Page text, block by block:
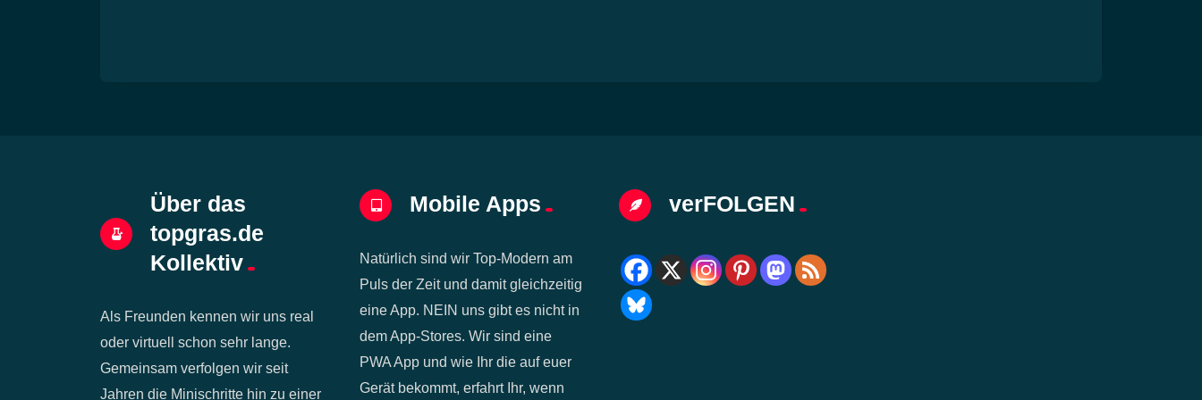
Über das
topgras.de
Kollektiv
Als Freunden kennen wir uns real
oder virtuell schon sehr lange.
Gemeinsam verfolgen wir seit
Jahren die Minischritte hin zu einer
Mobile Apps
Natürlich sind wir Top-Modern am
Puls der Zeit und damit gleichzeitig
eine App. NEIN uns gibt es nicht in
dem App-Stores. Wir sind eine
PWA App und wie Ihr die auf euer
Gerät bekommt, erfahrt Ihr, wenn
verFOLGEN